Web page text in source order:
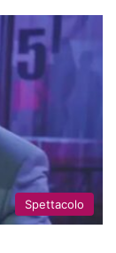
Spettacolo